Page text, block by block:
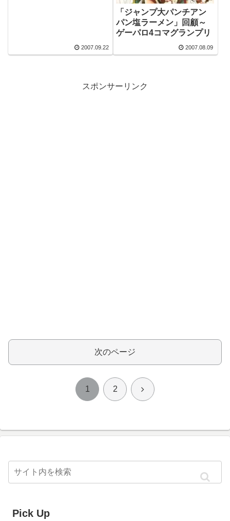
2007.09.22
「ジャンプ大パンチアン
パン塩ラーメン」回顧～
ゲーパロ4コマグランプリ
2007.08.09
スポンサーリンク
次のページ
1 2 次
Pick Up